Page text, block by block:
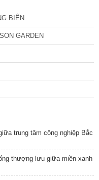
BIÊN
GARDEN
trung tâm công nghiệp Bắc
thượng lưu giữa miền xanh